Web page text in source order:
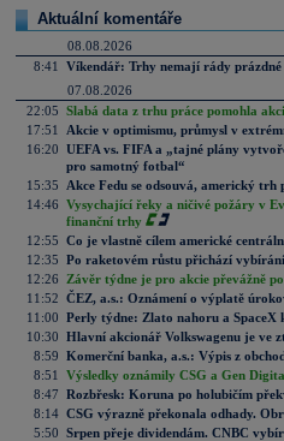
Aktuální komentáře
08.08.2026
8:41
Víkendář: Trhy nemají rády prázdné
07.08.2026
22:05 Slabá data z trhu práce pomohla
17:51
Akcie v optimismu, průmysl v
16:20 UEFA vs. FIFA a „tajné plány
pro samotný fotbal“
15:35
Akce Fedu se odsouvá, americký
14:46 Vysychající řeky a ničivé požáry v
finanční trhy
12:55 Co je vlastně cílem americké
12:35 Po raketovém růstu přichází
12:26
Závěr týdne je pro akcie převážně
11:52 ČEZ, a.s.: Oznámení o výplatě
11:00 Perly týdne: Zlato nahoru a SpaceX
10:30 Hlavní akcionář Volkswagenu je ve
8:59 Komerční banka, a.s.: Výpis z
8:51
Výsledky oznámily CSG a Gen
8:47 Rozbřesk: Koruna po holubičím
8:14 CSG výrazně překonala odhady.
5:50 Srpen přeje dividendám. CNBC